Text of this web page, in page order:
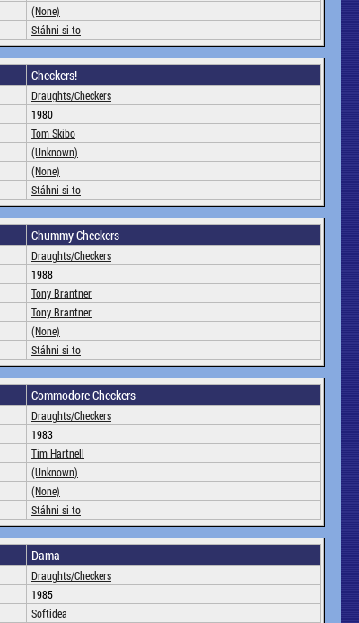
(None)
Stáhni si to
Checkers!
Draughts/Checkers
1980
Tom Skibo
(Unknown)
(None)
Stáhni si to
Chummy Checkers
Draughts/Checkers
1988
Tony Brantner
Tony Brantner
(None)
Stáhni si to
Commodore Checkers
Draughts/Checkers
1983
Tim Hartnell
(Unknown)
(None)
Stáhni si to
Dama
Draughts/Checkers
1985
Softidea